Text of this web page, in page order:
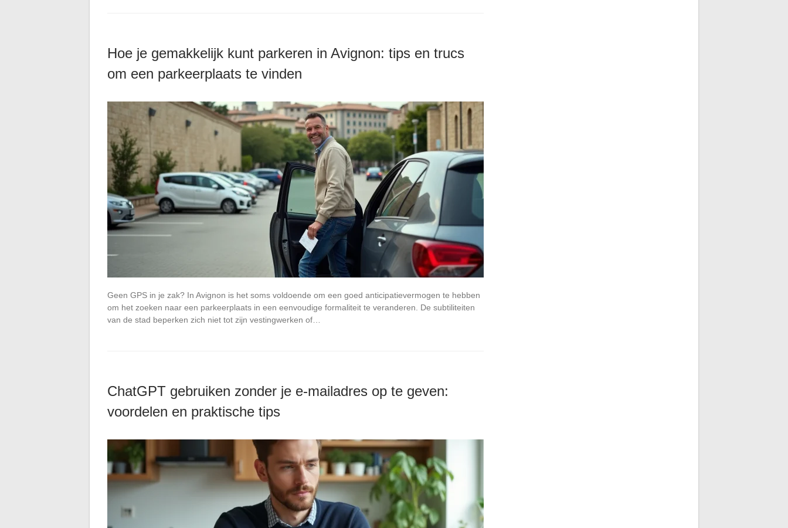
Hoe je gemakkelijk kunt parkeren in Avignon: tips en trucs
om een parkeerplaats te vinden
Geen GPS in je zak? In Avignon is het soms voldoende om een goed anticipatievermogen te hebben
om het zoeken naar een parkeerplaats in een eenvoudige formaliteit te veranderen. De subtiliteiten
van de stad beperken zich niet tot zijn vestingwerken of…
ChatGPT gebruiken zonder je e-mailadres op te geven:
voordelen en praktische tips